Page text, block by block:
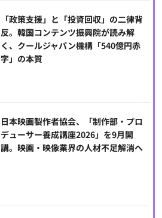
「政策支援」と「投資回収」の二律背
反。韓国コンテンツ振興院が読み解
く、クールジャパン機構「540億円赤
字」の本質
日本映画製作者協会、「制作部・プロ
デューサー養成講座2026」を9月開
講。映画・映像業界の人材不足解消へ